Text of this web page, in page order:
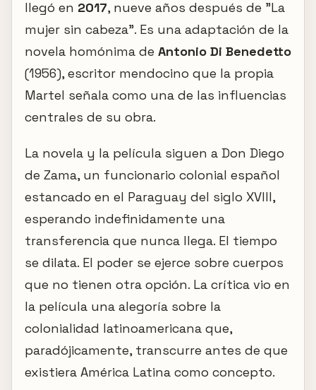
llegó en 2017, nueve años después de "La
mujer sin cabeza". Es una adaptación de la
novela homónima de Antonio Di Benedetto
(1956), escritor mendocino que la propia
Martel señala como una de las influencias
centrales de su obra.
La novela y la película siguen a Don Diego
de Zama, un funcionario colonial español
estancado en el Paraguay del siglo XVIII,
esperando indefinidamente una
transferencia que nunca llega. El tiempo
se dilata. El poder se ejerce sobre cuerpos
que no tienen otra opción. La crítica vio en
la película una alegoría sobre la
colonialidad latinoamericana que,
paradójicamente, transcurre antes de que
existiera América Latina como concepto.